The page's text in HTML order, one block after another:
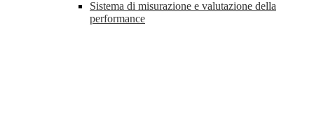
Sistema di misurazione e valutazione della
performance